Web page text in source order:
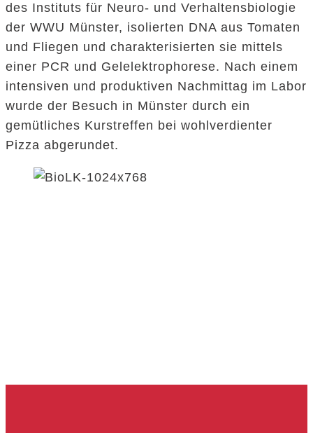
des Instituts für Neuro- und Verhaltensbiologie
der WWU Münster, isolierten DNA aus Tomaten
und Fliegen und charakterisierten sie mittels
einer PCR und Gelelektrophorese. Nach einem
intensiven und produktiven Nachmittag im Labor
wurde der Besuch in Münster durch ein
gemütliches Kurstreffen bei wohlverdienter
Pizza abgerundet.